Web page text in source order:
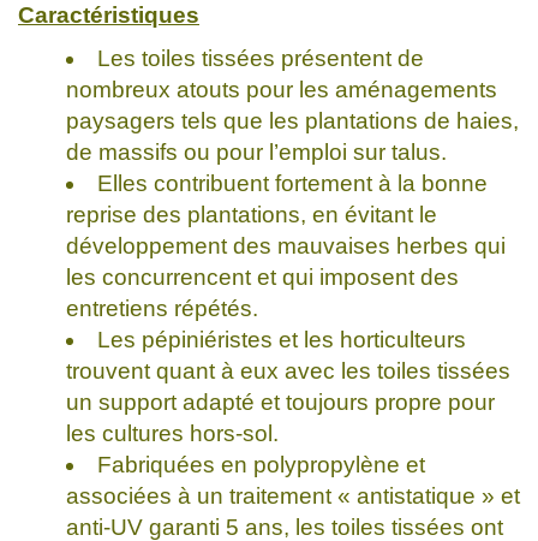
Caractéristiques
Les toiles tissées présentent de
nombreux atouts pour les aménagements
paysagers tels que les plantations de haies,
de massifs ou pour l’emploi sur talus.
Elles contribuent fortement à la bonne
reprise des plantations, en évitant le
développement des mauvaises herbes qui
les concurrencent et qui imposent des
entretiens répétés.
Les pépiniéristes et les horticulteurs
trouvent quant à eux avec les toiles tissées
un support adapté et toujours propre pour
les cultures hors-sol.
Fabriquées en polypropylène et
associées à un traitement « antistatique » et
anti-UV garanti 5 ans, les toiles tissées ont